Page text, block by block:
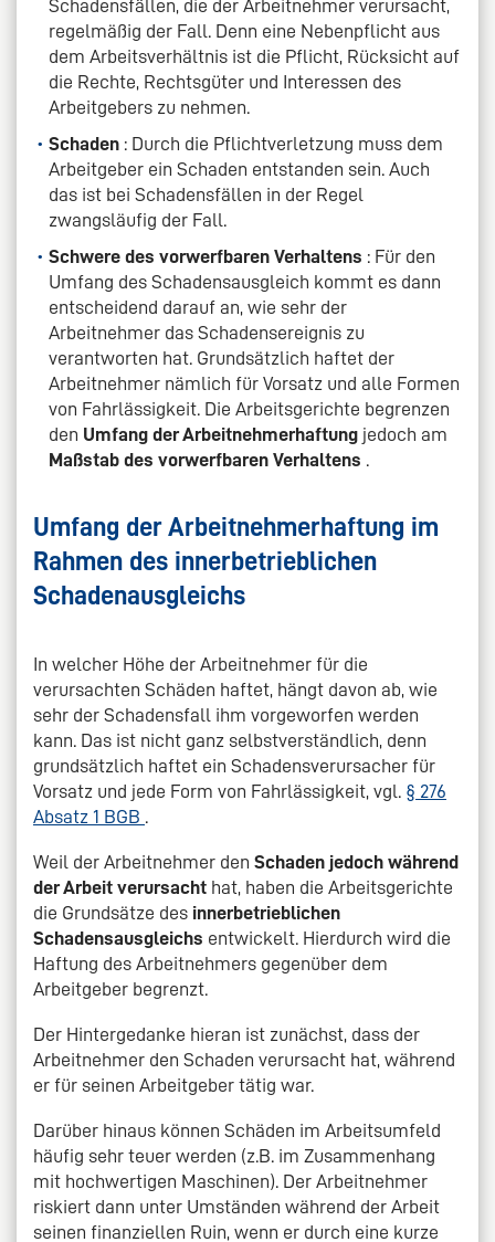
Schadensfällen, die der Arbeitnehmer verursacht,
regelmäßig der Fall. Denn eine Nebenpflicht aus
dem Arbeitsverhältnis ist die Pflicht, Rücksicht auf
die Rechte, Rechtsgüter und Interessen des
Arbeitgebers zu nehmen.
Schaden : Durch die Pflichtverletzung muss dem
Arbeitgeber ein Schaden entstanden sein. Auch
das ist bei Schadensfällen in der Regel
zwangsläufig der Fall.
Schwere des vorwerfbaren Verhaltens : Für den
Umfang des Schadensausgleich kommt es dann
entscheidend darauf an, wie sehr der
Arbeitnehmer das Schadensereignis zu
verantworten hat. Grundsätzlich haftet der
Arbeitnehmer nämlich für Vorsatz und alle Formen
von Fahrlässigkeit. Die Arbeitsgerichte begrenzen
den Umfang der Arbeitnehmerhaftung jedoch am
Maßstab des vorwerfbaren Verhaltens .
Umfang der Arbeitnehmerhaftung im
Rahmen des innerbetrieblichen
Schadenausgleichs
In welcher Höhe der Arbeitnehmer für die
verursachten Schäden haftet, hängt davon ab, wie
sehr der Schadensfall ihm vorgeworfen werden
kann. Das ist nicht ganz selbstverständlich, denn
grundsätzlich haftet ein Schadensverursacher für
Vorsatz und jede Form von Fahrlässigkeit, vgl. § 276
Absatz 1 BGB .
Weil der Arbeitnehmer den Schaden jedoch während
der Arbeit verursacht hat, haben die Arbeitsgerichte
die Grundsätze des innerbetrieblichen
Schadensausgleichs entwickelt. Hierdurch wird die
Haftung des Arbeitnehmers gegenüber dem
Arbeitgeber begrenzt.
Der Hintergedanke hieran ist zunächst, dass der
Arbeitnehmer den Schaden verursacht hat, während
er für seinen Arbeitgeber tätig war.
Darüber hinaus können Schäden im Arbeitsumfeld
häufig sehr teuer werden (z.B. im Zusammenhang
mit hochwertigen Maschinen). Der Arbeitnehmer
riskiert dann unter Umständen während der Arbeit
seinen finanziellen Ruin, wenn er durch eine kurze